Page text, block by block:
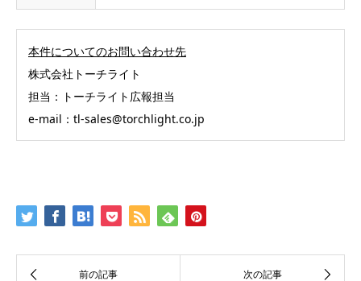
本件についてのお問い合わせ先
株式会社トーチライト
担当：トーチライト広報担当
e-mail：tl-sales@torchlight.co.jp